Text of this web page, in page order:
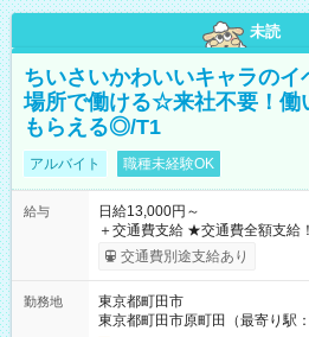
未読
ちいさいかわいいキャラのイ
場所で働ける☆来社不要！働
もらえる◎/T1
アルバイト 職種未経験OK
給与
日給13,000円～
＋交通費支給 ★交通費全額支給！ ┗案件により規定あり ★日払
いOK！（規定あり） ┗働いた
ンビニATMから 日払い分を引き落とせます
交通費別途支給あり
勤務地
東京都町田市
東京都町田市原町田（最寄り駅：